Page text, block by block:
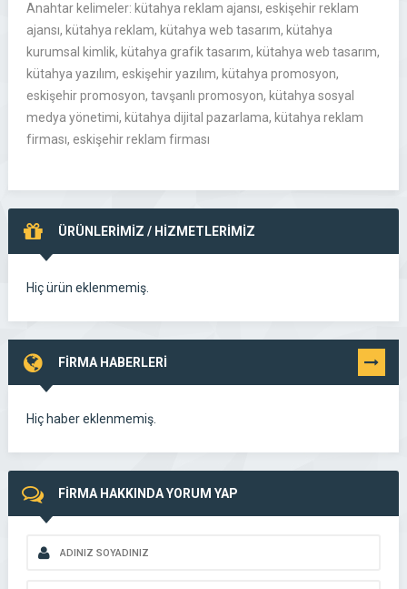
Anahtar kelimeler: kütahya reklam ajansı, eskişehir reklam
ajansı, kütahya reklam, kütahya web tasarım, kütahya
kurumsal kimlik, kütahya grafik tasarım, kütahya web tasarım,
kütahya yazılım, eskişehir yazılım, kütahya promosyon,
eskişehir promosyon, tavşanlı promosyon, kütahya sosyal
medya yönetimi, kütahya dijital pazarlama, kütahya reklam
firması, eskişehir reklam firması
ÜRÜNLERİMİZ / HİZMETLERİMİZ
Hiç ürün eklenmemiş.
FİRMA HABERLERİ TÜMÜNÜ
GÖR
Hiç haber eklenmemiş.
FİRMA HAKKINDA YORUM YAP